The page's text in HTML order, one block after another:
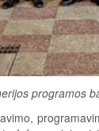
programos